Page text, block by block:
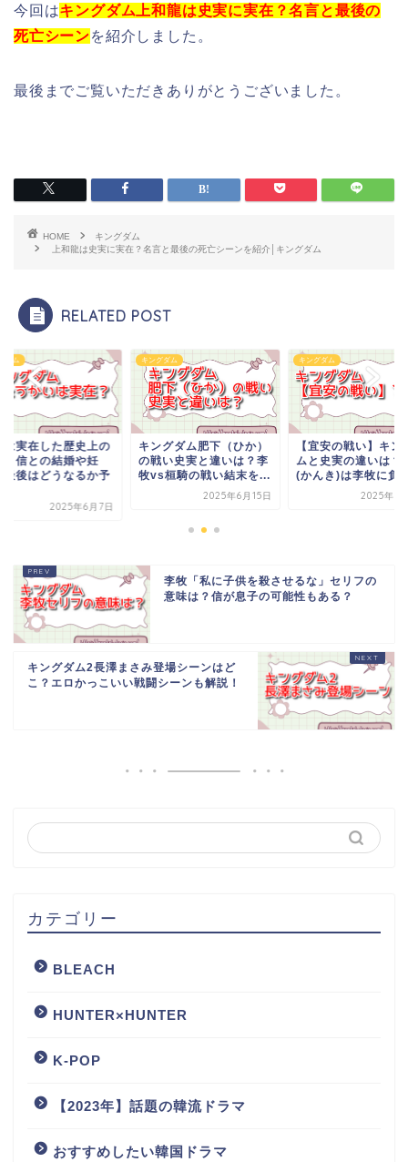
今回はキングダム上和龍は史実に実在？名言と最後の
死亡シーンを紹介しました。
最後までご覧いただきありがとうございました。
HOME
キングダム
上和龍は史実に実在？名言と最後の死亡シーンを紹介│キングダム
RELATED POST
ダム
グダム肥下（ひか）
い史実と違いは？李
桓騎の戦い結末を...
キングダム
【宜安の戦い】キングダ
ムと史実の違いは？桓騎
(かんき)は李牧に負け...
2025年5月15日
キングダム
羌瘣は実在した歴史
人物！信との結婚や
娠・最後はどうなる
李牧「私に子供を殺させるな」セリフの
意味は？信が息子の可能性もある？
キングダム2長澤まさみ登場シーンはど
こ？エロかっこいい戦闘シーンも解説！
カテゴリー
BLEACH
HUNTER×HUNTER
K-POP
【2023年】話題の韓流ドラマ
おすすめしたい韓国ドラマ